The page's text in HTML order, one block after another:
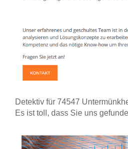
Detektiv für 74547
Es ist toll, dass Sie uns